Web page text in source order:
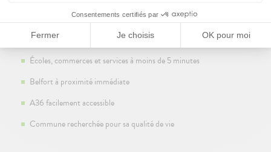
Quartier pavillonnaire agréable
Adresse en retrait de la rue de Belfort
Écoles, commerces et services à moins de 5 minutes
Belfort à proximité immédiate
A36 facilement accessible
Commune recherchée pour sa qualité de vie